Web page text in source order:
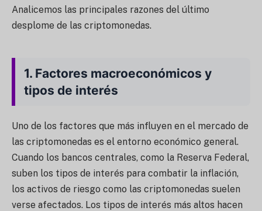
Analicemos las principales razones del último
desplome de las criptomonedas.
1. Factores macroeconómicos y
tipos de interés
Uno de los factores que más influyen en el mercado de
las criptomonedas es el entorno económico general.
Cuando los bancos centrales, como la Reserva Federal,
suben los tipos de interés para combatir la inflación,
los activos de riesgo como las criptomonedas suelen
verse afectados. Los tipos de interés más altos hacen